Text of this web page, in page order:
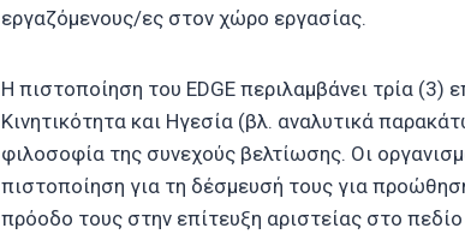
εργαζόμενους/ες στον χώρο εργασίας.
Η πιστοποίηση του EDGE περιλαμβάνει τρία (3)
Κινητικότητα και Ηγεσία (βλ. αναλυτικά
φιλοσοφία της συνεχούς βελτίωσης. Οι
πιστοποίηση για τη δέσμευσή τους για
πρόοδο τους στην επίτευξη αριστείας στο